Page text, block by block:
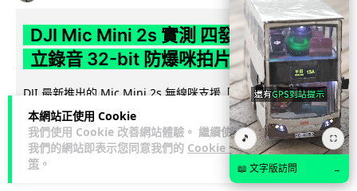
本網站正使用 Cookie
我們使用 Cookie 改善網站體驗。 繼續使用
我們的網站即表示您同意我們的 Cookie 政
策 。
DJI Mic Mini 2s 實測 四發一收同步獨
立錄音 32-bit 防爆咪拍片必備
DJI 最新推出的 Mic Mini 2s 無線咪支援「四發一收」分軌錄
音，並首度下放 32-bit Float 浮點內錄功能。本文經實測其...
閱讀全文
253
🎵 ⛶
📖 文字版訪問 →